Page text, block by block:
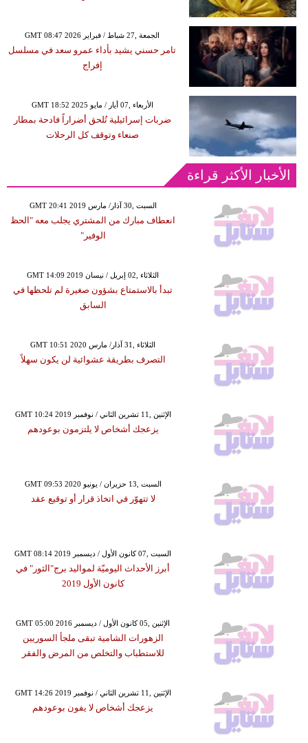
GMT 08:47 2026 الجمعة ,27 شباط / فبراير
تامر حسني يشيد بأداء عمرو سعد في مسلسل
إفراج
GMT 18:52 2025 الأربعاء ,07 أيار / مايو
ضربات إسرائيلية تُلحق أضراراً فادحة بمطار
صنعاء وتوقف كل الرحلات
الأخبار الأكثر قراءة
GMT 20:41 2019 السبت ,30 آذار/ مارس
انعطاف مبارك من المشتري يجلب معه "الحظ
الوفير"
GMT 14:09 2019 الثلاثاء ,02 إبريل / نيسان
تبدأ بالاستمتاع بشؤون صغيرة لم تلحظها في
السابق
GMT 10:51 2020 الثلاثاء ,31 آذار/ مارس
التصرف بطريقة عشوائية لن يكون سهلاً
GMT 10:24 2019 الإثنين ,11 تشرين الثاني / نوفمبر
يزعجك أشخاص لا يلتزمون بوعودهم
GMT 09:53 2020 السبت ,13 حزيران / يونيو
لا تتهوّر في اتخاذ قرار أو توقيع عقد
GMT 08:14 2019 السبت ,07 كانون الأول / ديسمبر
أبرز الأحداث اليوميّة لمواليد برج"الثور" في
كانون الأول 2019
GMT 05:00 2016 الإثنين ,05 كانون الأول / ديسمبر
الزهورات الشامية تبقى ملجأ السوريين
للاستطباب والتخلص من المرض والفقر
GMT 14:26 2019 الإثنين ,11 تشرين الثاني / نوفمبر
يزعجك أشخاص لا يفون بوعودهم